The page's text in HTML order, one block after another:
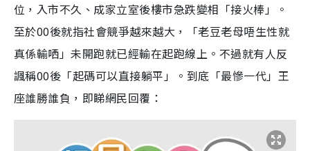
位，入市不久、成家立室後樓市急跌變相「接火棒」。
至於00後就指社會競爭越來越大，「老豆老母唔生性就
真係輸哂」未開跑就已經輸在起跑線上。不過就有人反
諷稱00後「起碼可以直接躺平」。到底「最慘一代」王
座誰勝誰負，即睇網民回覆：